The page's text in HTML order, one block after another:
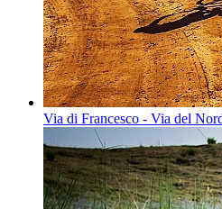
Via di Francesco - Via del